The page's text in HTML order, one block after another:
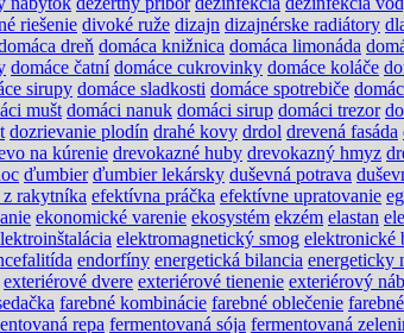
riešenie divoké ruže dizajn dizajnérske radiátory
dreň domáca knižnica domáca limonáda
domáce čatní domáce cukrovinky domáce koláče
sirupy domáce sladkosti domáce spotrebiče
mušt domáci nanuk domáci sirup domáci trezor
dozrievanie plodín drahé kovy drdol drevená fasáda
na kúrenie drevokazné huby drevokazný hmyz
ďumbier ďumbier lekársky duševná potrava
z rakytníka efektívna práčka efektívne upratovanie
ekonomické varenie ekosystém ekzém elastan
elektromagnetický smog elektronické
endorfíny energetická bilancia energeticky
exteriérové dvere exteriérové tienenie exteriérový
farebné kombinácie farebné oblečenie
repa fermentovaná sója fermentovaná